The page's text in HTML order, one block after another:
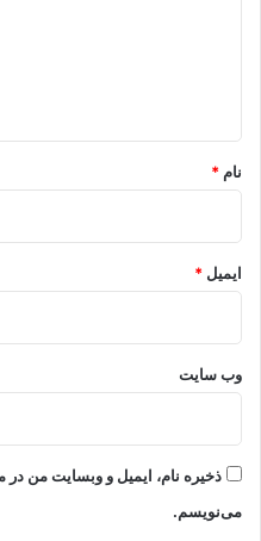
نام *
ایمیل *
وب‌ سایت
ذخیره نام، ایمیل و وبسایت من در
می‌نویسم.